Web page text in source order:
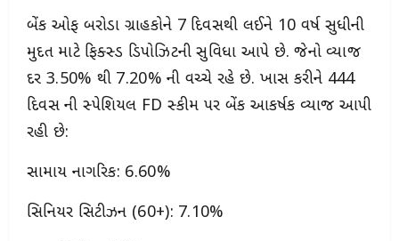
બેંક ઓફ બરોડા ગ્રાહકોને 7 દિવસથી લઈને 10 વર્ષ સુધીની
મુદત માટે ફિક્સ્ડ ડિપોઝિટની સુવિધા આપે છે. જેનો વ્યાજ
દર 3.50% થી 7.20% ની વચ્ચે રહે છે. ખાસ કરીને 444
દિવસ ની સ્પેશિયલ FD સ્કીમ પર બેંક આકર્ષક વ્યાજ આપી
રહી છે:
સામાન્ય નાગરિક: 6.60%
સિનિયર સિટીઝન (60+): 7.10%